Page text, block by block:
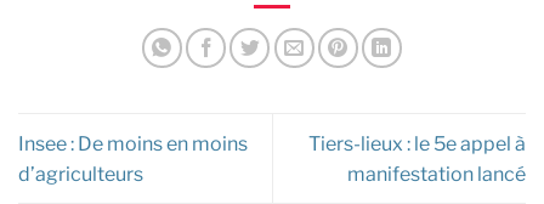
Insee : De moins en moins
d’agriculteurs
Tiers-lieux : le 5e appel à
manifestation lancé